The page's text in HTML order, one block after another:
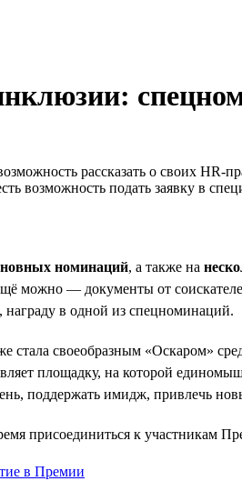
рассказать о своих HR-
возможность подать заявку в
номинаций, а также на
можно — документы от
в одной из спецноминаций.
стала своеобразным «Оскаром»
площадку, на которой
поддержать имидж, привлечь
присоединиться к участникам
в Премии